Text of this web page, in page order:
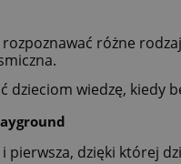
różne
dzieciom wiedzę, kiedy
pierwsza, dzięki której